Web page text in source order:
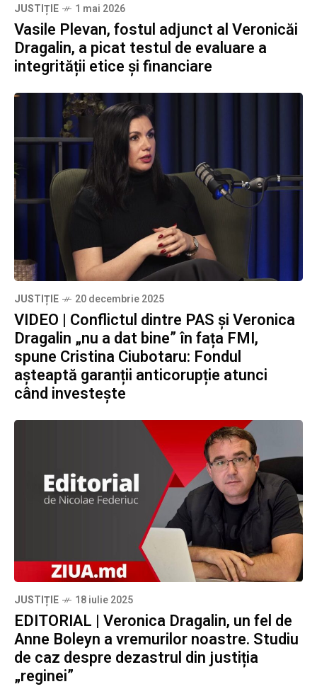
JUSTIȚIE 1 mai 2026
Vasile Plevan, fostul adjunct al Veronicăi
Dragalin, a picat testul de evaluare a
integrității etice și financiare
JUSTIȚIE 20 decembrie 2025
VIDEO | Conflictul dintre PAS și Veronica
Dragalin „nu a dat bine” în fața FMI,
spune Cristina Ciubotaru: Fondul
așteaptă garanții anticorupție atunci
când investește
JUSTIȚIE 18 iulie 2025
EDITORIAL | Veronica Dragalin, un fel de
Anne Boleyn a vremurilor noastre. Studiu
de caz despre dezastrul din justiția
„reginei”